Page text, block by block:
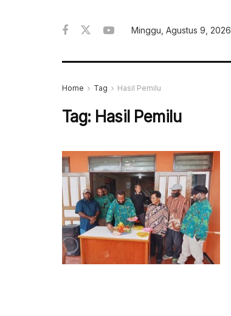
Minggu, Agustus 9, 2026
Home Tag Hasil Pemilu
Tag: Hasil Pemilu